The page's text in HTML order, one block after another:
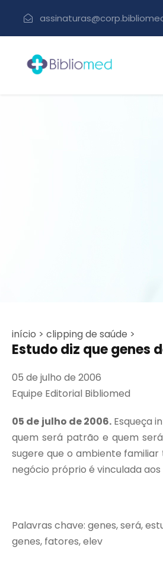
início > clipping de saúde >
Estudo diz que genes
05 de julho de 2006
Equipe Editorial Bibliomed
05 de julho de 2006. Esqueça
quem será patrão e quem
sugere que o ambiente
negócio próprio é vinculada
Palavras chave: genes, será,
genes, fatores, elev